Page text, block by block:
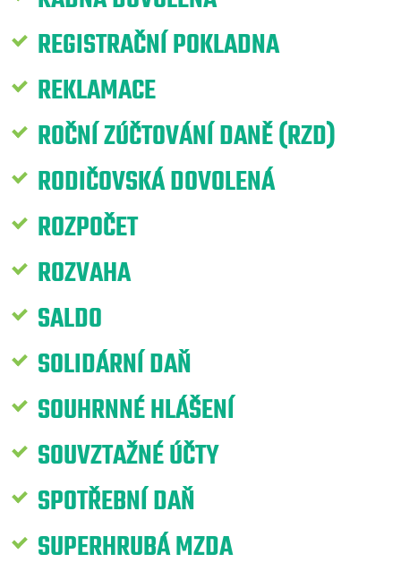
REGISTRAČNÍ POKLADNA
REKLAMACE
ROČNÍ ZÚČTOVÁNÍ DANĚ (RZD)
RODIČOVSKÁ DOVOLENÁ
ROZPOČET
ROZVAHA
SALDO
SOLIDÁRNÍ DAŇ
SOUHRNNÉ HLÁŠENÍ
SOUVZTAŽNÉ ÚČTY
SPOTŘEBNÍ DAŇ
SUPERHRUBÁ MZDA